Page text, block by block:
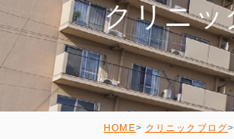
クリニッ
HOME クリニックブログ